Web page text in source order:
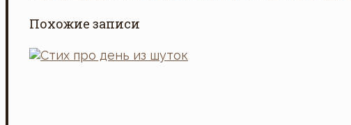
Похожие записи